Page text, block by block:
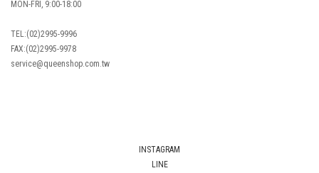
MON-FRI, 9:00-18:00
TEL:(02)2995-9996
FAX:(02)2995-9978
service@queenshop.com.tw
INSTAGRAM
LINE